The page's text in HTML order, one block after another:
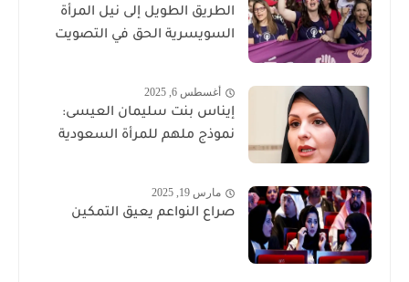
الطريق الطويل إلى نيل المرأة
السويسرية الحق في التصويت
أغسطس 6, 2025
إيناس بنت سليمان العيسى:
نموذج ملهم للمرأة السعودية
مارس 19, 2025
صراع النواعم يعيق التمكين